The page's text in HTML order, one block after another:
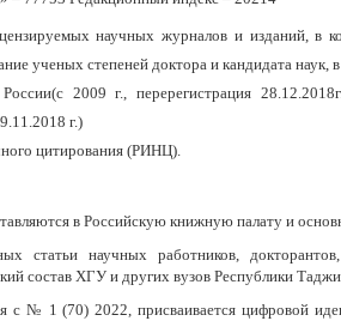
научных журналов и изданий, в
ученых степеней доктора и кандидата
2009 г., перерегистрация
г.)
цитирования (РИНЦ).
в Российскую книжную палату и
статьи научных работников,
состав ХГУ и других вузов Республики
с № 1 (70) 2022, присваивается цифровой